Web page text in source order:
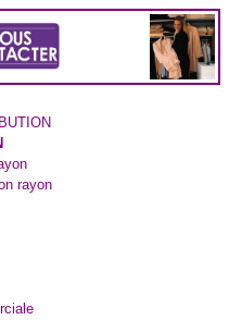
rayon